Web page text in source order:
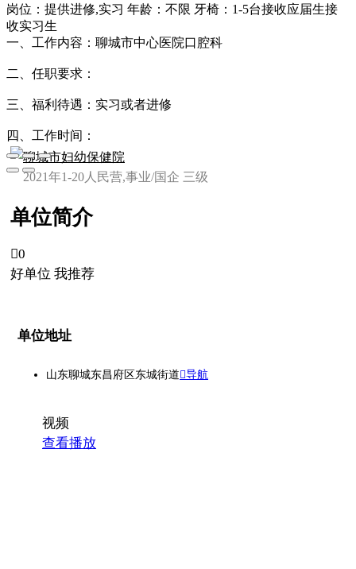
岗位：提供进修,实习 年龄：不限 牙椅：1-5台接收应届生接
收实习生
一、工作内容：聊城市中心医院口腔科
二、任职要求：
三、福利待遇：实习或者进修
四、工作时间：
聊城市妇幼保健院
2021年1-20人 民营,事业/国企 三级
单位简介
0
好单位 我推荐
单位地址
山东聊城东昌府区东城街道导航
视频
查看播放